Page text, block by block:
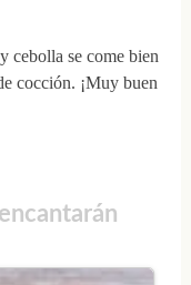
cebolla se come bien
cocción. ¡Muy buen